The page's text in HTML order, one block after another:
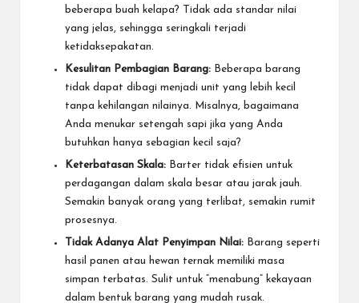
beberapa buah kelapa? Tidak ada standar nilai
yang jelas, sehingga seringkali terjadi
ketidaksepakatan.
Kesulitan Pembagian Barang: Beberapa barang
tidak dapat dibagi menjadi unit yang lebih kecil
tanpa kehilangan nilainya. Misalnya, bagaimana
Anda menukar setengah sapi jika yang Anda
butuhkan hanya sebagian kecil saja?
Keterbatasan Skala: Barter tidak efisien untuk
perdagangan dalam skala besar atau jarak jauh.
Semakin banyak orang yang terlibat, semakin rumit
prosesnya.
Tidak Adanya Alat Penyimpan Nilai: Barang seperti
hasil panen atau hewan ternak memiliki masa
simpan terbatas. Sulit untuk “menabung” kekayaan
dalam bentuk barang yang mudah rusak.